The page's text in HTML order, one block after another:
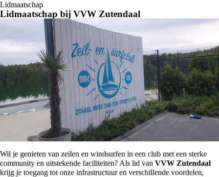
Lidmaatschap
Lidmaatschap bij VVW Zutendaal
Wil je genieten van zeilen en windsurfen in een club met een sterke
community en uitstekende faciliteiten? Als lid van VVW Zutendaal
krijg je toegang tot onze infrastructuur en verschillende voordelen,